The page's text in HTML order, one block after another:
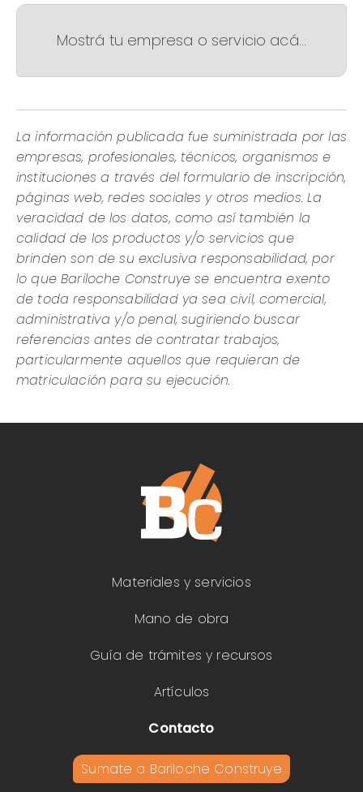
Mostrá tu empresa o servicio acá...
La información publicada fue suministrada por las
empresas, profesionales, técnicos, organismos e
instituciones a través del formulario de inscripción,
páginas web, redes sociales y otros medios. La
veracidad de los datos, como así también la
calidad de los productos y/o servicios que
brinden son de su exclusiva responsabilidad, por
lo que Bariloche Construye se encuentra exento
de toda responsabilidad ya sea civil, comercial,
administrativa y/o penal, sugiriendo buscar
referencias antes de contratar trabajos,
particularmente aquellos que requieran de
matriculación para su ejecución.
Materiales y servicios
Mano de obra
Guía de trámites y recursos
Artículos
Contacto
Sumate a Bariloche Construye